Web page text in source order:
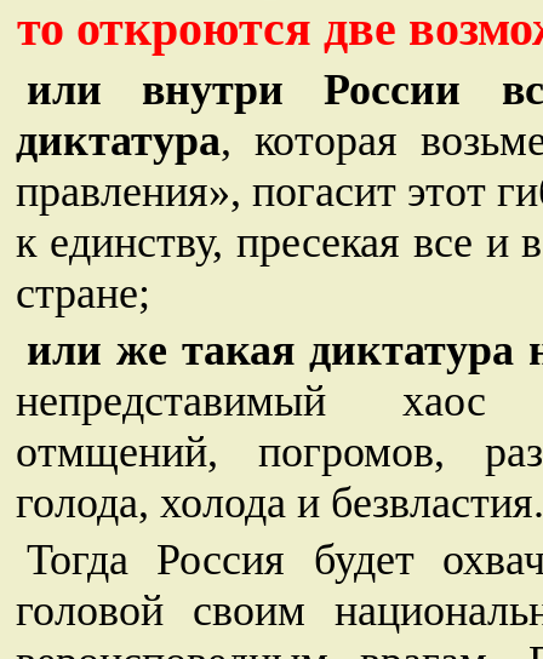
то откроются две
или внутри России
диктатура, которая
правления», погасит этот
к единству, пресекая все и
стране;
или же такая диктатура
непредставимый хаос
отмщений, погромов,
голода, холода и безвластия.
Тогда Россия будет
головой своим